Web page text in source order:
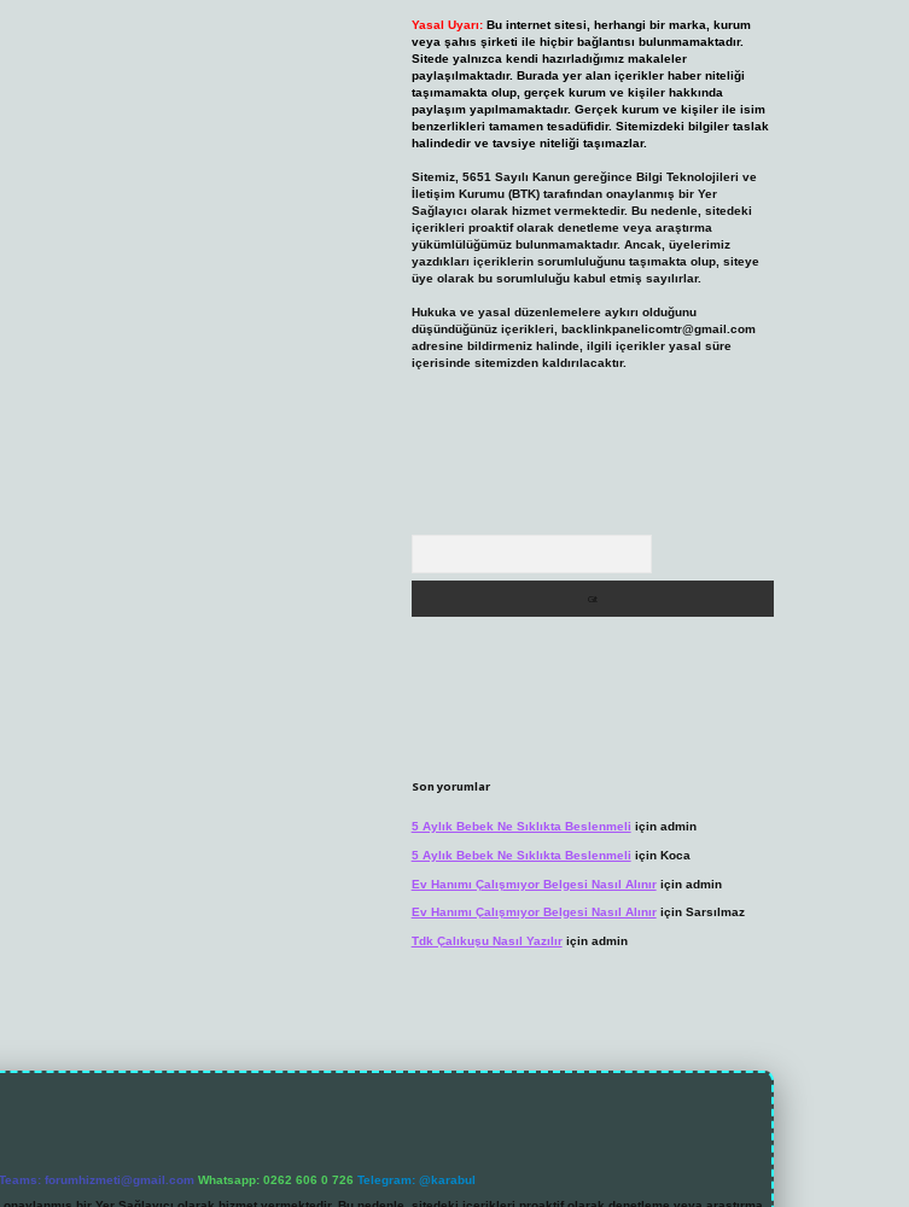
Yasal Uyarı: Bu internet sitesi, herhangi bir marka, kurum
veya şahıs şirketi ile hiçbir bağlantısı bulunmamaktadır.
Sitede yalnızca kendi hazırladığımız makaleler
paylaşılmaktadır. Burada yer alan içerikler haber niteliği
taşımamakta olup, gerçek kurum ve kişiler hakkında
paylaşım yapılmamaktadır. Gerçek kurum ve kişiler ile isim
benzerlikleri tamamen tesadüfidir. Sitemizdeki bilgiler taslak
halindedir ve tavsiye niteliği taşımazlar.
Sitemiz, 5651 Sayılı Kanun gereğince Bilgi Teknolojileri ve
İletişim Kurumu (BTK) tarafından onaylanmış bir Yer
Sağlayıcı olarak hizmet vermektedir. Bu nedenle, sitedeki
içerikleri proaktif olarak denetleme veya araştırma
yükümlülüğümüz bulunmamaktadır. Ancak, üyelerimiz
yazdıkları içeriklerin sorumluluğunu taşımakta olup, siteye
üye olarak bu sorumluluğu kabul etmiş sayılırlar.
Hukuka ve yasal düzenlemelere aykırı olduğunu
düşündüğünüz içerikleri, backlinkpanelicomtr@gmail.com
adresine bildirmeniz halinde, ilgili içerikler yasal süre
içerisinde sitemizden kaldırılacaktır.
Son yorumlar
5 Aylık Bebek Ne Sıklıkta Beslenmeli için admin
5 Aylık Bebek Ne Sıklıkta Beslenmeli için Koca
Ev Hanımı Çalışmıyor Belgesi Nasıl Alınıriçin admin
Ev Hanımı Çalışmıyor Belgesi Nasıl Alınıriçin Sarsılmaz
Tdk Çalıkuşu Nasıl Yazılıriçin admin
Teams: forumhizmeti@gmail.com Whatsapp: 0262 606 0 726 Telegram: @karabul